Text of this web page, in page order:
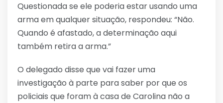
Questionada se ele poderia estar usando uma
arma em qualquer situação, respondeu: “Não.
Quando é afastado, a determinação aqui
também retira a arma.”
O delegado disse que vai fazer uma
investigação à parte para saber por que os
policiais que foram à casa de Carolina não a